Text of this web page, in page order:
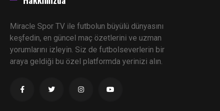
Miracle Spor TV ile futbolun büyülü dünyasını
keşfedin, en güncel maç özetlerini ve uzman
yorumlarını izleyin. Siz de futbolseverlerin bir
araya geldiği bu özel platformda yerinizi alın.